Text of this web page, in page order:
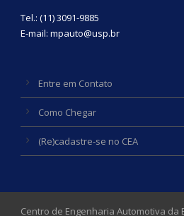
Tel.: (11) 3091-9885
E-mail: mpauto@usp.br
Entre em Contato
Como Chegar
(Re)cadastre-se no CEA
Centro de Engenharia Automotiva da